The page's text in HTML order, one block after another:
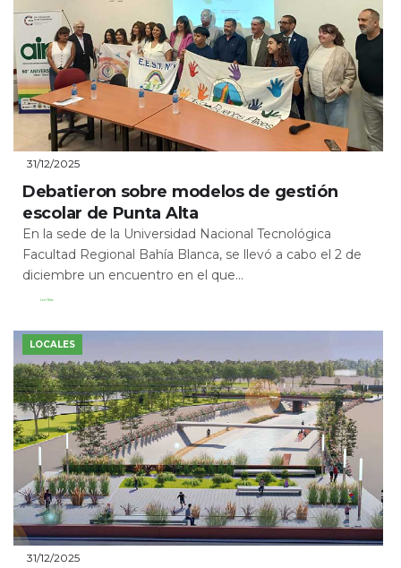
31/12/2025
Debatieron sobre modelos de gestión
escolar de Punta Alta
En la sede de la Universidad Nacional Tecnológica
Facultad Regional Bahía Blanca, se llevó a cabo el 2 de
diciembre un encuentro en el que...
Leer Más
LOCALES
31/12/2025